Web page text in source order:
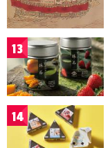
13
14